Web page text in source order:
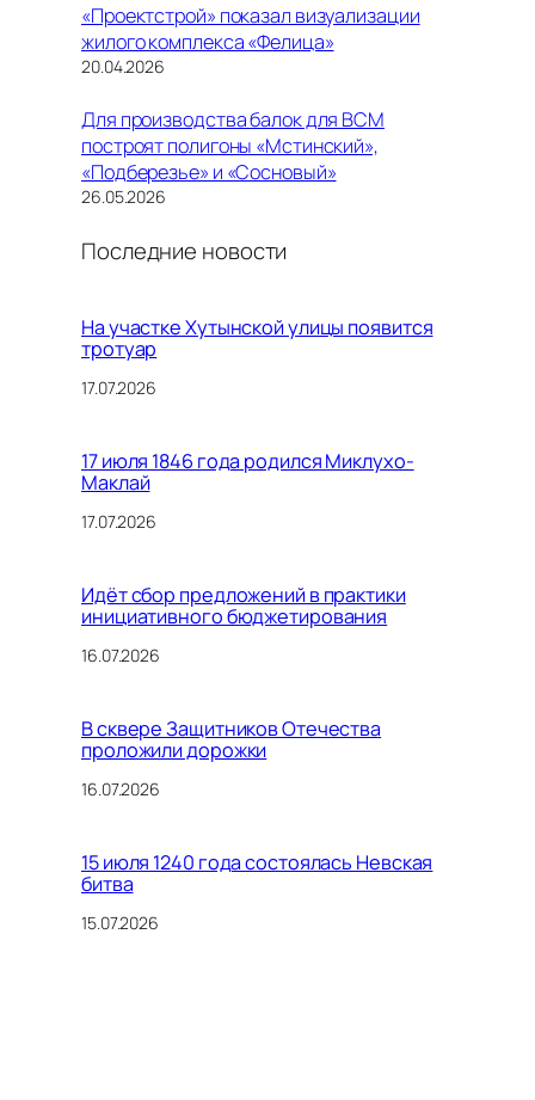
«Проектстрой» показал визуализации
жилого комплекса «Фелица»
20.04.2026
Для производства балок для ВСМ
построят полигоны «Мстинский»,
«Подберезье» и «Сосновый»
26.05.2026
Последние новости
На участке Хутынской улицы появится
тротуар
17.07.2026
17 июля 1846 года родился Миклухо-
Маклай
17.07.2026
Идёт сбор предложений в практики
инициативного бюджетирования
16.07.2026
В сквере Защитников Отечества
проложили дорожки
16.07.2026
15 июля 1240 года состоялась Невская
битва
15.07.2026